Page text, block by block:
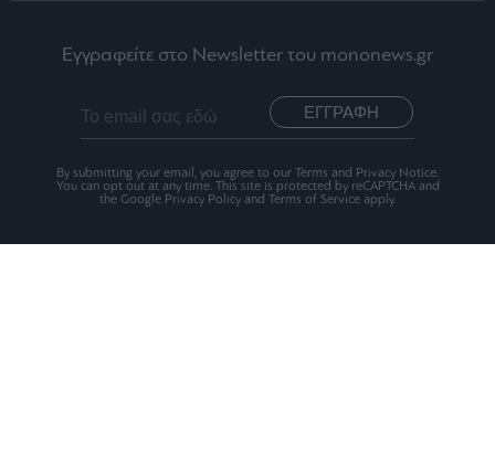
Εγγραφείτε στο Newsletter του mononews.gr
ΕΓΓΡΑΦΗ
By submitting your email, you agree to our Terms and Privacy Notice.
You can opt out at any time. This site is protected by reCAPTCHA and
the Google Privacy Policy and Terms of Service apply.